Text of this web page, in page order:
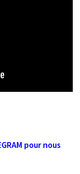
pour nous